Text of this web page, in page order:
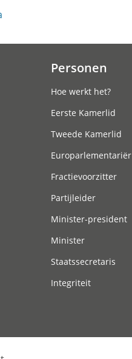
Personen
Hoe werkt het?
Eerste Kamerlid
Tweede Kamerlid
Europarlementariër
Fractievoorzitter
Partijleider
Minister-president
Minister
Staatssecretaris
Integriteit